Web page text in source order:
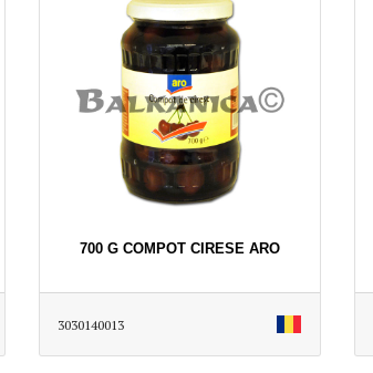
700 G COMPOT CIRESE ARO
3030140013